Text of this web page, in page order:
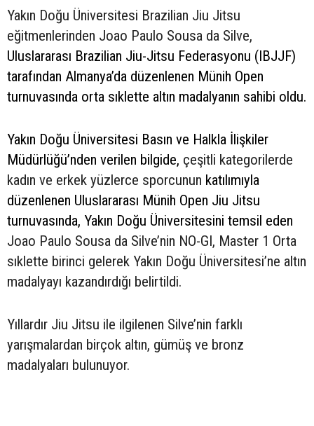
Yakın Doğu Üniversitesi Brazilian Jiu Jitsu
eğitmenlerinden Joao Paulo Sousa da Silve,
Uluslararası Brazilian Jiu-Jitsu Federasyonu (IBJJF)
tarafından Almanya’da düzenlenen Münih Open
turnuvasında orta sıklette altın madalyanın sahibi oldu.
Yakın Doğu Üniversitesi Basın ve Halkla İlişkiler
Müdürlüğü’nden verilen bilgide, çeşitli kategorilerde
kadın ve erkek yüzlerce sporcunun katılımıyla
düzenlenen Uluslararası Münih Open Jiu Jitsu
turnuvasında, Yakın Doğu Üniversitesini temsil eden
Joao Paulo Sousa da Silve’nin NO-GI, Master 1 Orta
sıklette birinci gelerek Yakın Doğu Üniversitesi’ne altın
madalyayı kazandırdığı belirtildi.
Yıllardır Jiu Jitsu ile ilgilenen Silve’nin farklı
yarışmalardan birçok altın, gümüş ve bronz
madalyaları bulunuyor.